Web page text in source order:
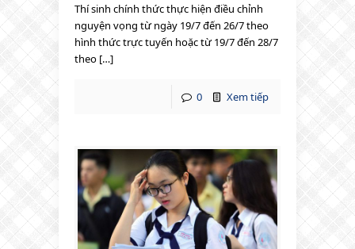
Thí sinh chính thức thực hiện điều chỉnh
nguyện vọng từ ngày 19/7 đến 26/7 theo
hình thức trực tuyến hoặc từ 19/7 đến 28/7
theo […]
0 Xem tiếp